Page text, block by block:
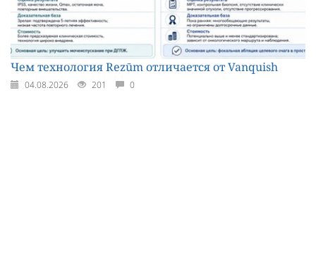
Чем технология Rezūm отличается от Vanquish
04.08.2026 201 0